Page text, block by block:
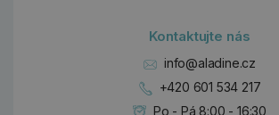
Kontaktujte nás
info@aladine.cz
+420 601 534 217
Po - Pá 8:00 - 16:30